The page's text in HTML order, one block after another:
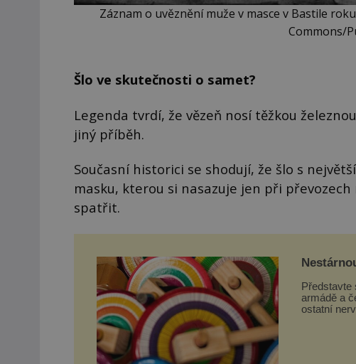
Záznam o uvěznění muže v masce v Bastile
Commons/
Šlo ve skutečnosti o samet?
Legenda tvrdí, že vězeň nosí těžkou
jiný příběh.
Současní historici se shodují, že šlo s
masku, kterou si nasazuje jen při
spatřit.
Představte
armádě a
ostatní